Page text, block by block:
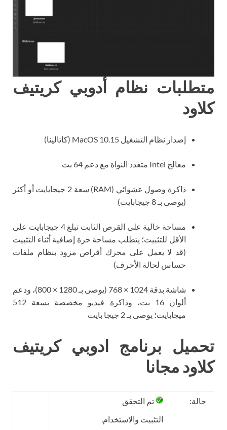
متطلبات نظام أدوبي كريتيف
كلاود
إصدار نظام التشغيل MacOS 10.15 (كاتالينا)
معالج Intel متعدد النواة مع دعم 64 بت
ذاكرة وصول عشوائي (RAM) سعة 2 جيجابايت أو أكثر
(يوصى بـ 8 جيجابايت)
مساحة خالية على القرص الثابت تبلغ 4 جيجابايت على
الأقل للتثبيت؛ يتطلب مساحة حرة إضافية أثناء التثبيت
(قد لا يعمل على محرك أقراص مزود بنظام ملفات
حساس لحالة الأحرف)
شاشة بدقة 1024 × 768 (يوصى بـ 1280 × 800)، ودعم
ألوان 16 بت، وذاكرة فيديو مخصصة بسعة 512
ميجابايت؛ يوصى بـ 2 جيجا بايت
تحميل برنامج ادوبي كريتيف
كلاود مجانا
حالة: تم التحقق
التثبيت والاستخدام.